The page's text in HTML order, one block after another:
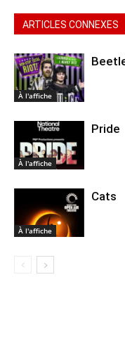
ARTICLES CONNEXES
À l'affiche
À l'affiche
Pride
À l'affiche
Cats